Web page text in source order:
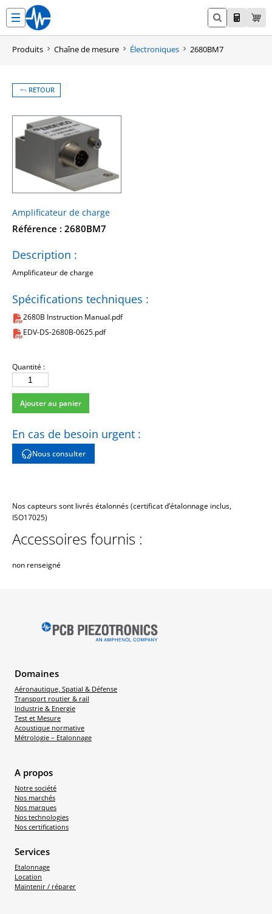
contenu
Produits Chaîne de mesure Électroniques 2680BM7
RETOUR
Amplificateur de charge
Référence : 2680BM7
Spécifications techniques :
2680B Instruction Manual.pdf
EDV-DS-2680B-0625.pdf
Description :
Amplificateur de charge
Quantité :
quantité
de
2680BM7
Ajouter au panier
En cas de besoin urgent :
Nous consulter
Nos capteurs sont livrés étalonnés (certificat d’étalonnage inclus,
ISO17025)
Accessoires fournis :
non renseigné
Domaines
Aéronautique, Spatial & Défense
Transport routier & rail
Industrie & Energie
Test et Mesure
Acoustique normative
Métrologie – Etalonnage
A propos
Notre société
Nos marchés
Nos marques
Nos technologies
Nos certifications
Services
Etalonnage
Location
Maintenir / réparer